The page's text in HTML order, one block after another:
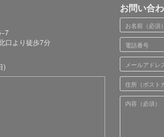
口より徒歩7分
)
お問い合